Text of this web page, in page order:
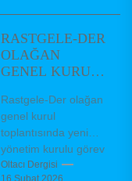
RASTGELE-DER
OLAĞAN
GENEL KURUL
GERÇEKLEŞTİ
Rastgele-Der olağan
genel kurul
toplantısında yeni
yönetim kurulu görev
dağıiımı
Oltacı Dergisi
16 Şubat 2026